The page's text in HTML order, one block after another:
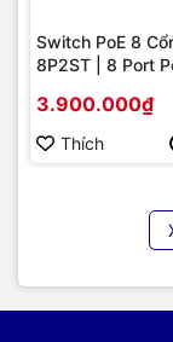
Switch PoE 8
8P2ST | 8 Port
3.900.000₫
Thích